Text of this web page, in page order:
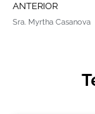
ANTERIOR
Sra. Myrtha Casanova